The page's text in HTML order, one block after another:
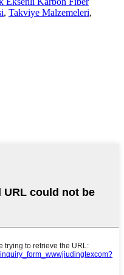
, Takviye Malzemeleri,